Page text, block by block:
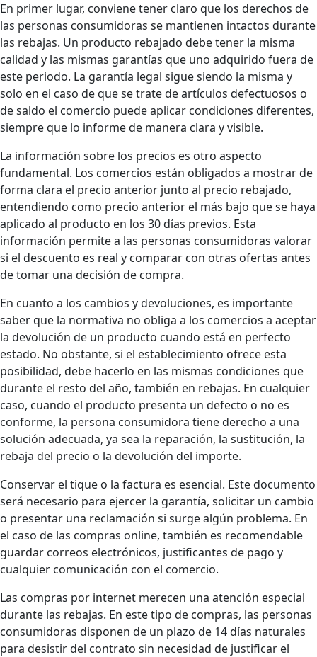
En primer lugar, conviene tener claro que los derechos de
las personas consumidoras se mantienen intactos durante
las rebajas. Un producto rebajado debe tener la misma
calidad y las mismas garantías que uno adquirido fuera de
este periodo. La garantía legal sigue siendo la misma y
solo en el caso de que se trate de artículos defectuosos o
de saldo el comercio puede aplicar condiciones diferentes,
siempre que lo informe de manera clara y visible.
La información sobre los precios es otro aspecto
fundamental. Los comercios están obligados a mostrar de
forma clara el precio anterior junto al precio rebajado,
entendiendo como precio anterior el más bajo que se haya
aplicado al producto en los 30 días previos. Esta
información permite a las personas consumidoras valorar
si el descuento es real y comparar con otras ofertas antes
de tomar una decisión de compra.
En cuanto a los cambios y devoluciones, es importante
saber que la normativa no obliga a los comercios a aceptar
la devolución de un producto cuando está en perfecto
estado. No obstante, si el establecimiento ofrece esta
posibilidad, debe hacerlo en las mismas condiciones que
durante el resto del año, también en rebajas. En cualquier
caso, cuando el producto presenta un defecto o no es
conforme, la persona consumidora tiene derecho a una
solución adecuada, ya sea la reparación, la sustitución, la
rebaja del precio o la devolución del importe.
Conservar el tique o la factura es esencial. Este documento
será necesario para ejercer la garantía, solicitar un cambio
o presentar una reclamación si surge algún problema. En
el caso de las compras online, también es recomendable
guardar correos electrónicos, justificantes de pago y
cualquier comunicación con el comercio.
Las compras por internet merecen una atención especial
durante las rebajas. En este tipo de compras, las personas
consumidoras disponen de un plazo de 14 días naturales
para desistir del contrato sin necesidad de justificar el